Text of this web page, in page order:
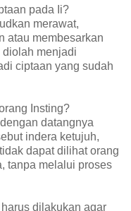
pada Ii?
merawat,
atau membesarkan
menjadi
ciptaan yang sudah
Insting?
datangnya
indera ketujuh,
dapat dilihat orang
tanpa melalui proses
dilakukan agar